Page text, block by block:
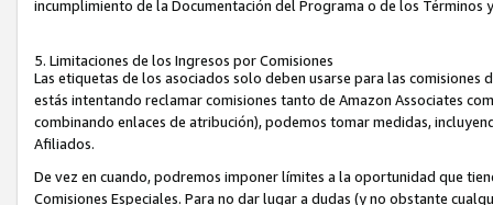
incumplimiento de la Documentación del Programa o de los Términos
5. Limitaciones de los Ingresos por Comisiones
Las etiquetas de los asociados solo deben usarse para las
estás intentando reclamar comisiones tanto de Amazon Associates
combinando enlaces de atribución), podemos tomar medidas,
Afiliados.
De vez en cuando, podremos imponer límites a la oportunidad que
Comisiones Especiales. Para no dar lugar a dudas (y no obstante